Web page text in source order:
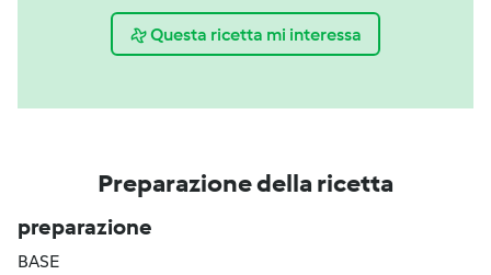
Questa ricetta mi interessa
Preparazione della ricetta
preparazione
BASE